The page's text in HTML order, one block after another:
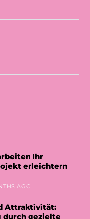
Ihr
erleichtern
AGO
Attraktivität:
gezielte